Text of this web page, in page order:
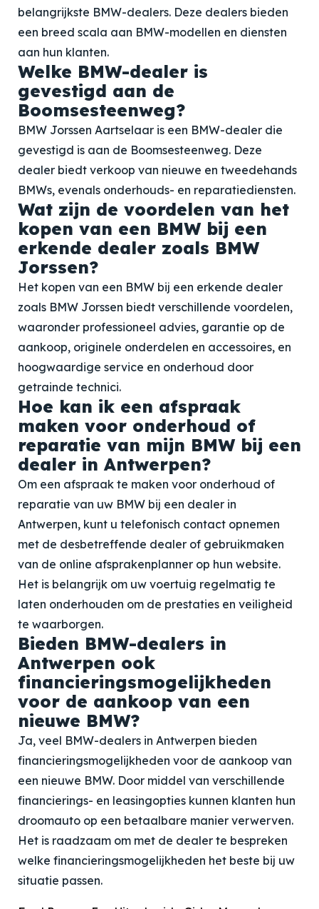
belangrijkste BMW-dealers. Deze dealers bieden
een breed scala aan BMW-modellen en diensten
aan hun klanten.
Welke BMW-dealer is
gevestigd aan de
Boomsesteenweg?
BMW Jorssen Aartselaar is een BMW-dealer die
gevestigd is aan de Boomsesteenweg. Deze
dealer biedt verkoop van nieuwe en tweedehands
BMWs, evenals onderhouds- en reparatiediensten.
Wat zijn de voordelen van het
kopen van een BMW bij een
erkende dealer zoals BMW
Jorssen?
Het kopen van een BMW bij een erkende dealer
zoals BMW Jorssen biedt verschillende voordelen,
waaronder professioneel advies, garantie op de
aankoop, originele onderdelen en accessoires, en
hoogwaardige service en onderhoud door
getrainde technici.
Hoe kan ik een afspraak
maken voor onderhoud of
reparatie van mijn BMW bij een
dealer in Antwerpen?
Om een afspraak te maken voor onderhoud of
reparatie van uw BMW bij een dealer in
Antwerpen, kunt u telefonisch contact opnemen
met de desbetreffende dealer of gebruikmaken
van de online afsprakenplanner op hun website.
Het is belangrijk om uw voertuig regelmatig te
laten onderhouden om de prestaties en veiligheid
te waarborgen.
Bieden BMW-dealers in
Antwerpen ook
financieringsmogelijkheden
voor de aankoop van een
nieuwe BMW?
Ja, veel BMW-dealers in Antwerpen bieden
financieringsmogelijkheden voor de aankoop van
een nieuwe BMW. Door middel van verschillende
financierings- en leasingopties kunnen klanten hun
droomauto op een betaalbare manier verwerven.
Het is raadzaam om met de dealer te bespreken
welke financieringsmogelijkheden het beste bij uw
situatie passen.